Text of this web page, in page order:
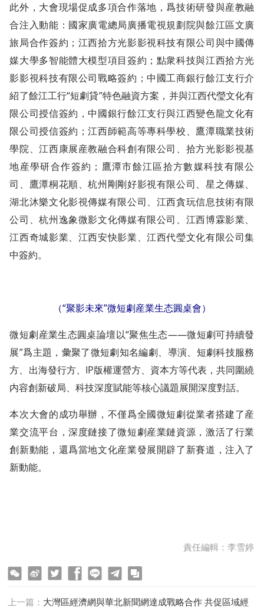
此外，大會現場促成多項合作落地，爲技術研發與産教融
合注入動能：國家廣電總局廣播電視規劃院與餘江區文廣
旅局合作簽約；江西拾方光影影視科技有限公司與中國傳
媒大學多智能體大模型項目簽約；點衆科技與江西拾方光
影影視科技有限公司戰略簽約；中國工商銀行餘江支行介
紹了餘江工行“短劇貸”特色融資方案，并與江西代瑩文化有
限公司授信簽約，中國銀行餘江支行與江西變色龍文化有
限公司授信簽約；江西師範高等專科學校、鷹潭職業技術
學院、江西康展産教融合科創有限公司、拾方光影影視基
地産學研合作簽約；鷹潭市餘江區拾方數媒科技有限公
司、鷹潭桐花順、杭州剛剛好影視有限公司、星之傳媒、
湖北沐樂文化影視傳媒有限公司、江西貪玩信息技術有限
公司、杭州逸象微影文化傳媒有限公司、江西博霖影業、
江西奇城影業、江西安快影業、江西代瑩文化有限公司集
中簽約。
（“聚影未來”微短劇産業生态圓桌會）
微短劇産業生态圓桌論壇以“聚焦生态——微短劇可持續發
展”爲主題，彙聚了微短劇知名編劇、導演、短劇科技服務
方、出海發行方、IP版權運營方、資本方等代表，共同圍繞
内容創新破局、科技深度賦能等核心議題展開深度對話。
本次大會的成功舉辦，不僅爲全國微短劇從業者搭建了産
業交流平台，深度鏈接了微短劇産業鏈資源，激活了行業
創新動能，還爲當地文化産業發展開辟了新賽道，注入了
新動能。
責任編輯：李雪婷
linetelegram copy
上一篇： 大灣區經濟網與華北新聞網達成戰略合作 共促區域經